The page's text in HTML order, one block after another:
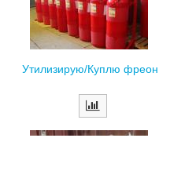
Утилизирую/Куплю фреон